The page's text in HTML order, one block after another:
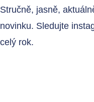
Stručně, jasně,
novinku. Sledujte
celý rok.